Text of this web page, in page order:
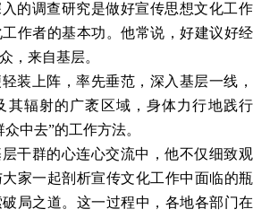
的调查研究是做好宣传思想文化工作
作者的基本功。他常说，好建议好经
， 来自基层。
轻装上阵，率先垂范，深入基层一线，
其辐射的广袤区域，身体力行地践行
中去”的工作方法。
干群的心连心交流中，他不仅细致观
家一起剖析宣传文化工作中面临的瓶
局之道。这一过程中，各地各部门在